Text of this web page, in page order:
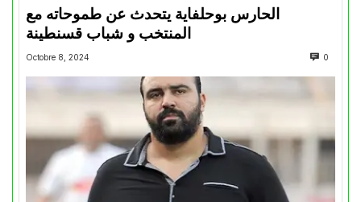
الحارس بوحلفاية يتحدث عن طموحاته مع
المنتخب و شباب قسنطينة
Octobre 8, 2024 0